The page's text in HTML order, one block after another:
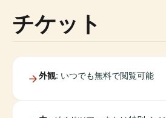
チケット
外観: いつでも無料で閲覧可能